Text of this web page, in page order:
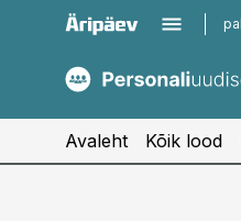
kaubandus.ee
kinnisvarauudised.ee
Avaleht Kõik lood